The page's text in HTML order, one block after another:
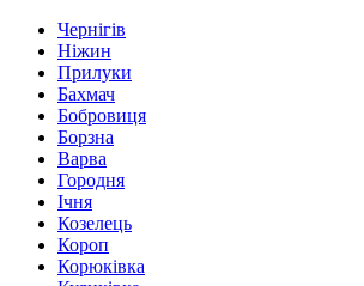
Чернігів
Ніжин
Прилуки
Бахмач
Бобровиця
Борзна
Варва
Городня
Ічня
Козелець
Короп
Корюківка